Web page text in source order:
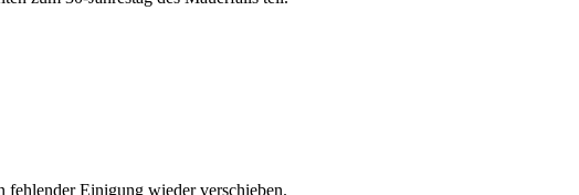
Einigung wieder verschieben.